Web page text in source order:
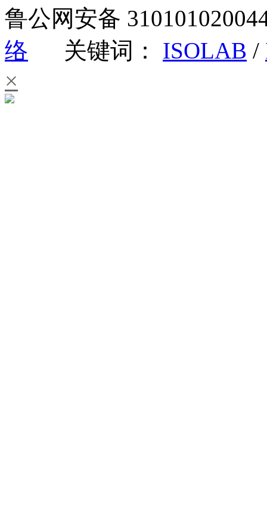
鲁公网安备
络 关键词： ISOLAB /
×